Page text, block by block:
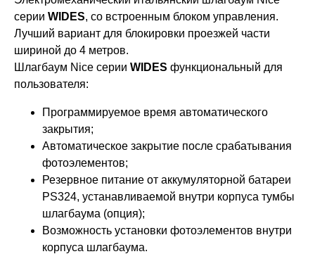
серии WIDES, со встроенным блоком управления.
Лучший вариант для блокировки проезжей части
шириной до 4 метров.
Шлагбаум Nice серии WIDES функциональный для
пользователя:
Программируемое время автоматического
закрытия;
Автоматическое закрытие после срабатывания
фотоэлементов;
Резервное питание от аккумуляторной батареи
PS324, устанавливаемой внутри корпуса тумбы
шлагбаума (опция);
Возможность установки фотоэлементов внутри
корпуса шлагбаума.